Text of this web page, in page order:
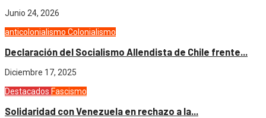
Junio 24, 2026
anticolonialismo Colonialismo
Declaración del Socialismo Allendista de Chile frente...
Diciembre 17, 2025
Destacados Fascismo
Solidaridad con Venezuela en rechazo a la...